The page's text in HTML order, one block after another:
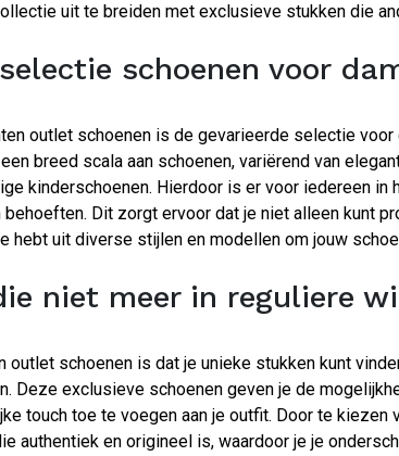
uit te breiden met exclusieve stukken die
schoenen voor
outlet schoenen is de gevarieerde selectie voor
breed scala aan schoenen, variërend van
kinderschoenen. Hierdoor is er voor iedereen
behoeften. Dit zorgt ervoor dat je niet alleen kunt
hebt uit diverse stijlen en modellen om jouw
niet meer in reguliere
outlet schoenen is dat je unieke stukken kunt
Deze exclusieve schoenen geven je de
touch toe te voegen aan je outfit. Door te kiezen
authentiek en origineel is, waardoor je je